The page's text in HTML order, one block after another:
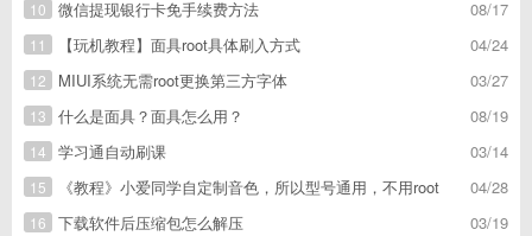
08/17
10
微信提现银行卡免手续费方法
04/24
11
【玩机教程】面具root具体刷入方式
03/27
12
MIUI系统无需root更换第三方字体
08/19
13
什么是面具？面具怎么用？
03/14
14
学习通自动刷课
04/28
15
《教程》小爱同学自定制音色，所以型号通用，不用root
03/19
16
下载软件后压缩包怎么解压